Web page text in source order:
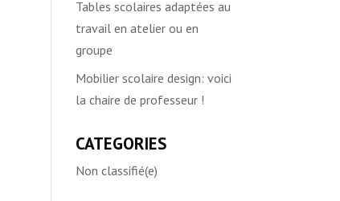
Tables scolaires adaptées au
travail en atelier ou en
groupe
Mobilier scolaire design: voici
la chaire de professeur !
CATEGORIES
Non classifié(e)